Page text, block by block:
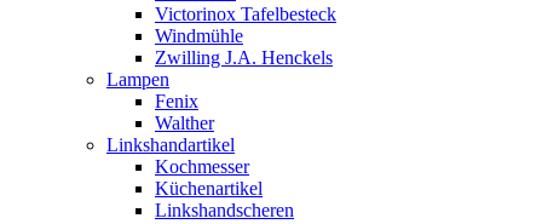
Victorinox Tafelbesteck
Windmühle
Zwilling J.A. Henckels
Lampen
Fenix
Walther
Linkshandartikel
Kochmesser
Küchenartikel
Linkshandscheren